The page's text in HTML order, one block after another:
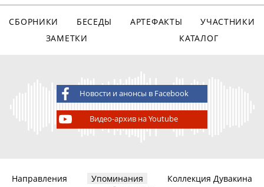
СБОРНИКИ БЕСЕДЫ АРТЕФАКТЫ
УЧАСТНИКИ
ЗАМЕТКИ
КАТАЛОГ
Новости и анонсы в Facebook
Видео-архив на Youtube
Направления Упоминания
Коллекция Дувакина